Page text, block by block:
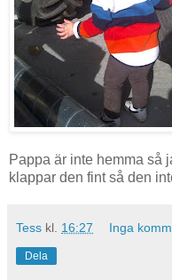
Pappa är inte hemma så
klappar den fint så den
Tess kl. 16:27 Inga
Dela